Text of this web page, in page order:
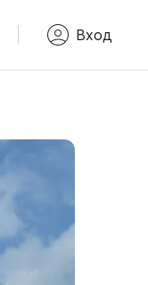
Вход